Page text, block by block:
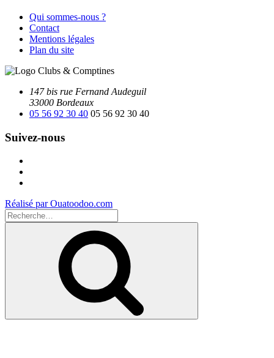
Qui sommes-nous ?
Contact
Mentions légales
Plan du site
147 bis rue Fernand Audeguil
33000 Bordeaux
05 56 92 30 40 05 56 92 30 40
Suivez-nous
Réalisé par Ouatoodoo.com
Recherche
pour